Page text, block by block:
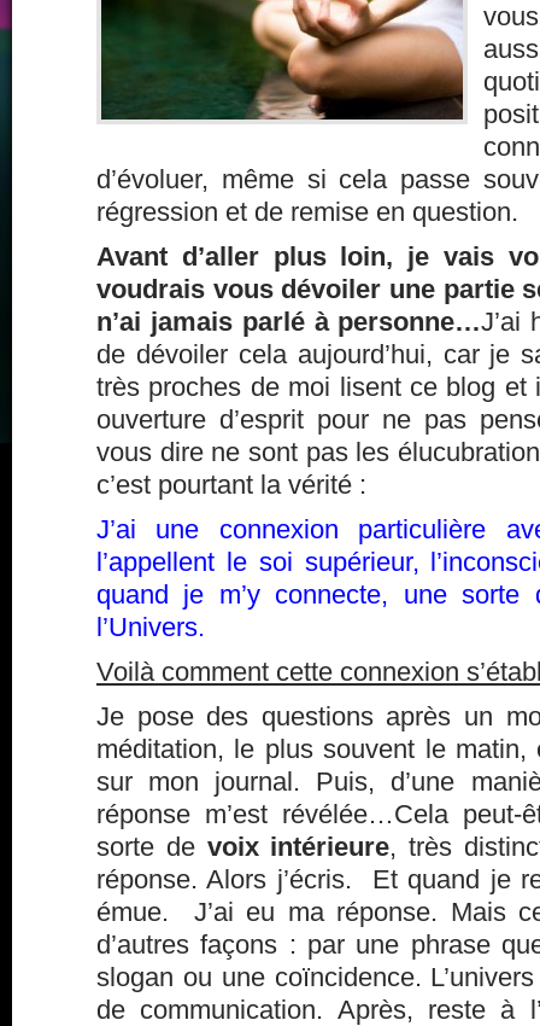
d’évoluer, même si cela passe
régression et de remise en question.
Avant d’aller plus loin, je vais
voudrais vous dévoiler une partie
n’ai jamais parlé à personne…J’ai
de dévoiler cela aujourd’hui, car je
très proches de moi lisent ce blog et
ouverture d’esprit pour ne pas
vous dire ne sont pas les
c’est pourtant la vérité :
J’ai une connexion particulière
l’appellent le soi supérieur,
quand je m’y connecte, une
l’Univers.
Voilà comment cette connexion
Je pose des questions après un
méditation, le plus souvent le
sur mon journal. Puis, d’une
réponse m’est révélée…Cela peut-
sorte de voix intérieure, très
réponse. Alors j’écris. Et quand je
émue. J’ai eu ma réponse. Mais
d’autres façons : par une phrase
slogan ou une coïncidence.
de communication. Après, reste à